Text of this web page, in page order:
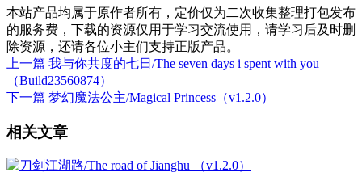
本站产品均属于原作者所有，定价仅为二次收集整理打包发布
的服务费，下载的资源仅用于学习交流使用，请学习后及时删
除资源，还请各位小主们支持正版产品。
上一篇 我与你共度的七日/The seven days i spent with you
（Build23560874）
下一篇 梦幻魔法公主/Magical Princess（v1.2.0）
相关文章